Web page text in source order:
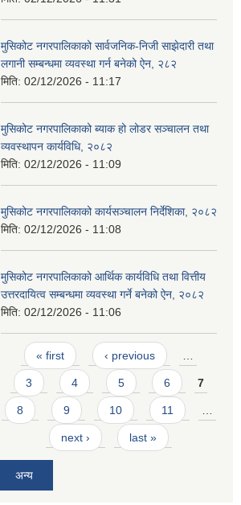
मुसिकोट नगरपालिकाको सार्वजनिक-निजी साझेदारी तथा
लगानी सम्बन्धमा व्यवस्था गर्न बनेको ऐन, २८२
मिति: 02/12/2026 - 11:17
मुसिकोट नगरपालिकाको ब्याक हो लोडर सञ्चालन तथा
व्यवस्थापन कार्यविधि, २०८२
मिति: 02/12/2026 - 11:09
मुसिकोट नगरपालिकाको कार्यसञ्चालन निर्देशिका, २०८२
मिति: 02/12/2026 - 11:08
मुसिकोट नगरपालिकाको आर्थिक कार्यविधि तथा वित्तीय
उत्तरदायित्व सम्बन्धमा व्यवस्था गर्ने बनेको ऐन, २०८२
मिति: 02/12/2026 - 11:06
Pages
« first ‹ previous …
3 4 5 6 7
8 9 10 11 …
next › last »
अन्य